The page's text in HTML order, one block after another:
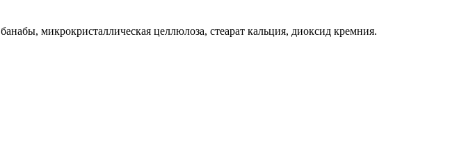
микрокристаллическая целлюлоза, стеарат кальция, диоксид кремния.